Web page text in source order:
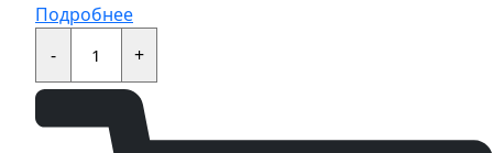
Подробнее
-
Сальник
22x29x4+